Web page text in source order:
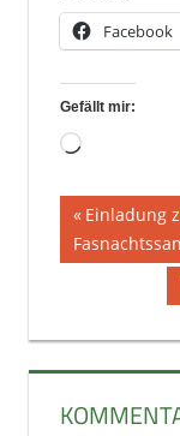
Facebook
Gefällt mir:
Wird
Vorheriger
Beitrag:
Einladung